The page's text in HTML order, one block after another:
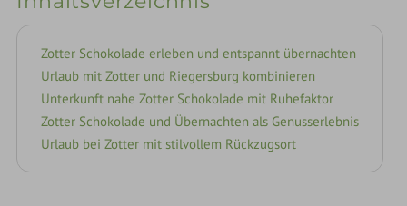
Zotter Schokolade erleben und entspannt übernachten
Urlaub mit Zotter und Riegersburg kombinieren
Unterkunft nahe Zotter Schokolade mit Ruhefaktor
Zotter Schokolade und Übernachten als Genusserlebnis
Urlaub bei Zotter mit stilvollem Rückzugsort